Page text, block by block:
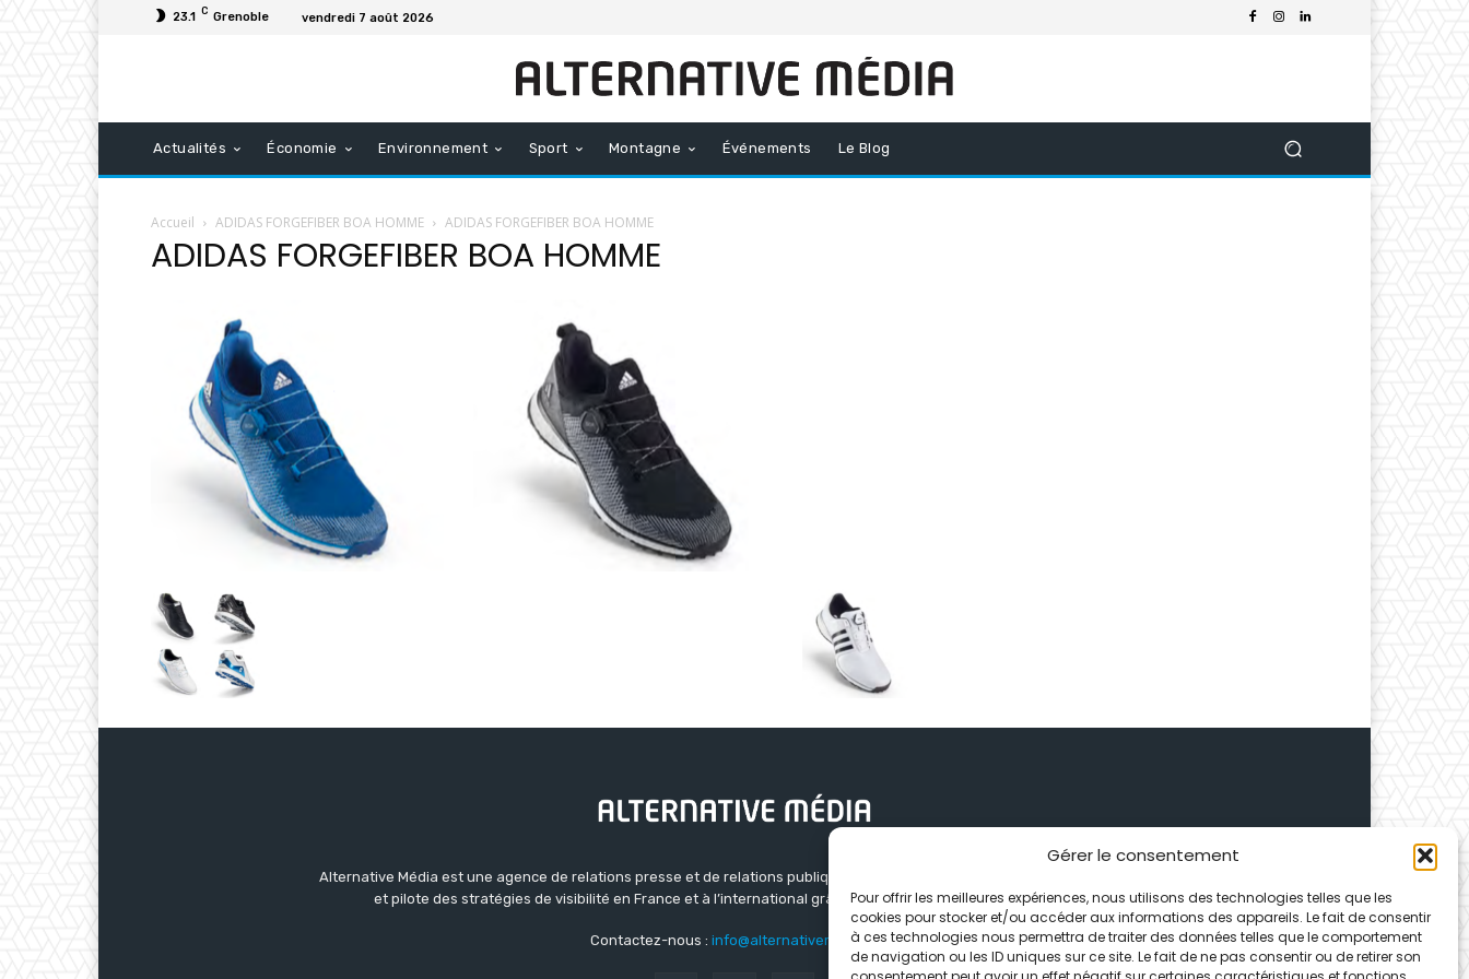
Gérer le consentement
Pour offrir les meilleures expériences, nous utilisons des technologies telles que les
cookies pour stocker et/ou accéder aux informations des appareils. Le fait de consentir
à ces technologies nous permettra de traiter des données telles que le comportement
de navigation ou les ID uniques sur ce site. Le fait de ne pas consentir ou de retirer son
23.1 C Grenoble vendredi 7 août 2026
Actualités Économie Environnement Sport Montagne Événements Le Blog
Accueil ADIDAS FORGEFIBER BOA HOMME ADIDAS FORGEFIBER BOA HOMME
ADIDAS FORGEFIBER BOA HOMME
Alternative Média est une agence de relations presse et de relations publiques basée à Grenoble. Depuis 1995, elle conçoit
et pilote des stratégies de visibilité en France et à l’international grâce à un réseau d’agences partenaires.
Contactez-nous : info@alternativemedia.fr